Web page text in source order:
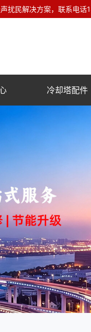
扰民解决方案，联系电话
冷却塔配件